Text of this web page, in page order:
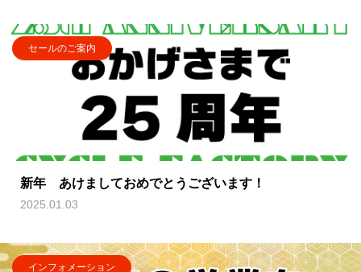
セールのご案内
新年 あけましておめでとうございます！
2025.01.03
インフォメーション